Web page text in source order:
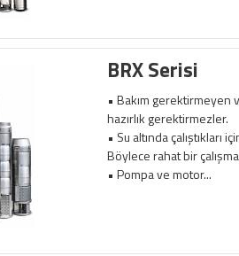
BRX Serisi
• Bakım gerektirmeyen
hazırlık gerektirmezler.
• Su altında
Böylece rahat bir
• Pompa ve motor...